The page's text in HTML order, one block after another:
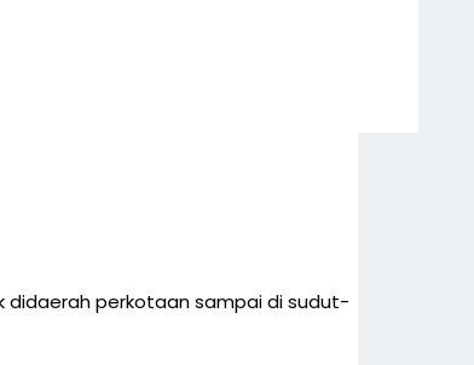
didaerah perkotaan sampai di sudut-